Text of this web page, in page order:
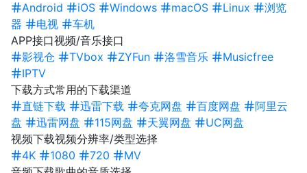
Android
iOS Windows macOS Linux
浏览
器
电视
车机
APP接口视频/音乐接口
影视仓
TVbox ZYFun 洛雪音乐
Musicfree
IPTV
下载方式常用的下载渠道
直链下载
迅雷下载 夸克网盘 百度网盘
阿里云
盘
迅雷网盘 115网盘 天翼网盘
UC网盘
视频下载视频分辨率/类型选择
4K
1080 720
MV